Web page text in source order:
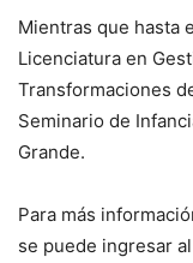
Mientras que hasta
Licenciatura en
Transformaciones
Seminario de
Grande.
Para más
se puede ingresar